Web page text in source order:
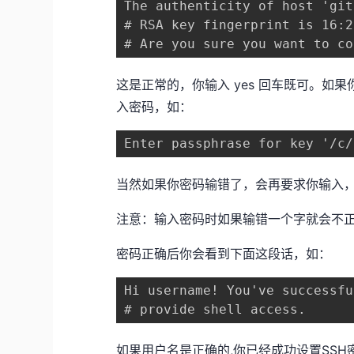
The authenticity of host
# RSA key fingerprint is
# Are you sure you want to
这是正常的，你输入 yes 回车既可。如
入密码，如：
Enter passphrase for key '/
当然如果你密码输错了，会再要求你输入
注意：输入密码时如果输错一个字就会不
密码正确后你会看到下面这段话，如：
Hi username! You've
# provide shell access.
如果用户名是正确的,你已经成功设置